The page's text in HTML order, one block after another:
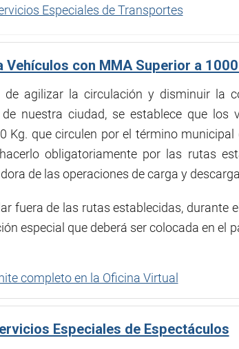
Especiales de Transportes
Vehículos con MMA Superior a
de agilizar la circulación y disminuir la
de nuestra ciudad, se establece que
Kg. que circulen por el término
obligatoriamente por las rutas
de las operaciones de carga y
fuera de las rutas establecidas, durante
especial que deberá ser colocada en el
completo en la Oficina Virtual
Especiales de Espectáculos